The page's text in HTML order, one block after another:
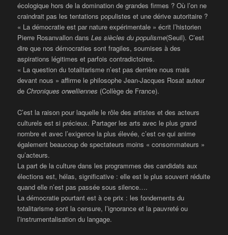
écologique hors de la domination de grandes firmes ? Où l’on ne
craindrait pas les tentations populistes et une dérive autoritaire ?
« La démocratie est par nature expérimentale » écrit l’historien
Pierre Rosanvallon dansLes siècles du populisme(Seuil). C’est
dire que nos démocraties sont fragiles, soumises à des
aspirations légitimes et parfois contradictoires.
« La question du totalitarisme n’est pas derrière nous mais
devant nous » affirme le philosophe Jean-Jacques Rosat auteur
de Chroniques orwelliennes (Collège de France).
C’est la raison pour laquelle le rôle des artistes et des acteurs
culturels est si précieux. Partager les arts avec le plus grand
nombre et avec l’exigence la plus élevée, c’est ce qui anime
également beaucoup de spectateurs moins « consommateurs »
qu’acteurs.
La part de la culture dans les programmes des candidats aux
élections est, hélas, significative : elle est le plus souvent réduite
quand elle n’est pas passée sous silence….
La démocratie pourtant est à ce prix : les fondements du
totalitarisme sont la censure, l’ignorance et la pauvreté ou
l’instrumentalisation du langage.